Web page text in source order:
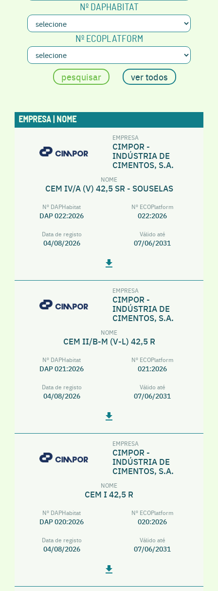
Nº DAPHABITAT
Nº ECOPLATFORM
EMPRESA | NOME
EMPRESA
CIMPOR -
INDÚSTRIA DE
CIMENTOS, S.A.
NOME
CEM IV/A (V) 42,5 SR - SOUSELAS
Nº DAPHabitat
DAP 022:2026
Nº ECOPlatform
022:2026
Data de registo
04/08/2026
Válido até
07/06/2031
EMPRESA
CIMPOR -
INDÚSTRIA DE
CIMENTOS, S.A.
NOME
CEM II/B-M (V-L) 42,5 R
Nº DAPHabitat
DAP 021:2026
Nº ECOPlatform
021:2026
Data de registo
04/08/2026
Válido até
07/06/2031
EMPRESA
CIMPOR -
INDÚSTRIA DE
CIMENTOS, S.A.
NOME
CEM I 42,5 R
Nº DAPHabitat
DAP 020:2026
Nº ECOPlatform
020:2026
Data de registo
04/08/2026
Válido até
07/06/2031